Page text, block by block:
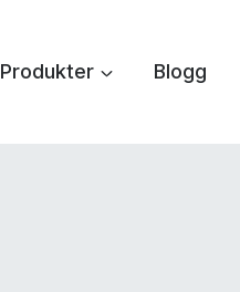
Produkter Blogg